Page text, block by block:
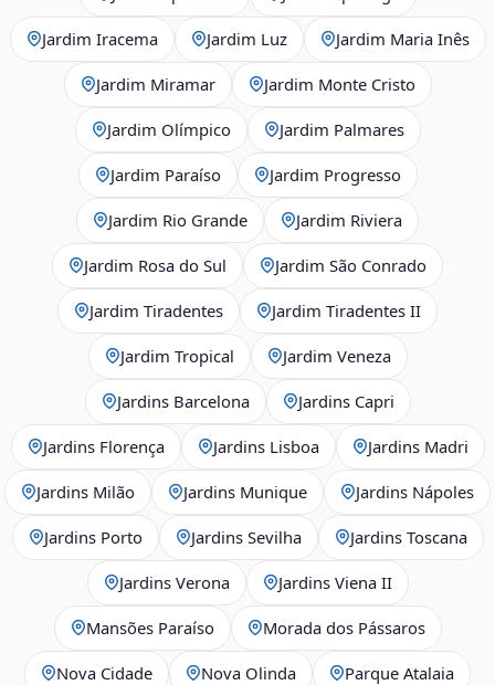
Jardim Iracema Jardim Luz Jardim Maria Inês
Jardim Miramar Jardim Monte Cristo
Jardim Olímpico Jardim Palmares
Jardim Paraíso Jardim Progresso
Jardim Rio Grande Jardim Riviera
Jardim Rosa do Sul Jardim São Conrado
Jardim Tiradentes Jardim Tiradentes II
Jardim Tropical Jardim Veneza
Jardins Barcelona Jardins Capri
Jardins Florença Jardins Lisboa Jardins Madri
Jardins Milão Jardins Munique Jardins Nápoles
Jardins Porto Jardins Sevilha Jardins Toscana
Jardins Verona Jardins Viena II
Mansões Paraíso Morada dos Pássaros
Nova Cidade Nova Olinda Parque Atalaia